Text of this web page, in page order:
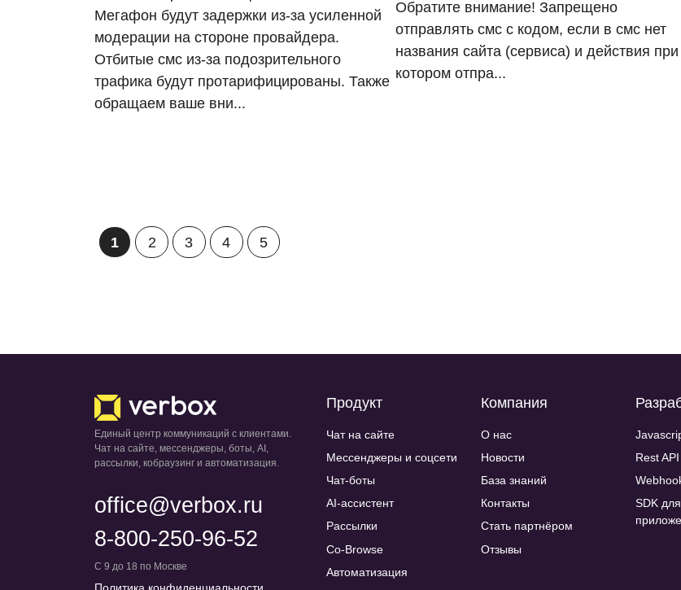
Мегафон будут задержки из-за усиленной
модерации на стороне провайдера.
Отбитые смс из-за подозрительного
трафика будут протарифицированы. Также
обращаем ваше вни...
Обратите внимание! Запрещено
отправлять смс с кодом, если в смс нет
названия сайта (сервиса) и действия при
котором отпра...
1 2 3 4 5
Единый центр коммуникаций с клиентами.
Чат на сайте, мессенджеры, боты, AI,
рассылки, кобраузинг и автоматизация.
office@verbox.ru
8-800-250-96-52
С 9 до 18 по Москве
Продукт
Чат на сайте
Мессенджеры и соцсети
Чат-боты
AI-ассистент
Рассылки
Co-Browse
Автоматизация
Компания
О нас
Новости
База знаний
Контакты
Стать партнёром
Отзывы
Rest API
SDK